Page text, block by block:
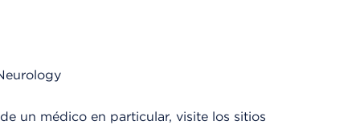
un médico en particular, visite los sitios